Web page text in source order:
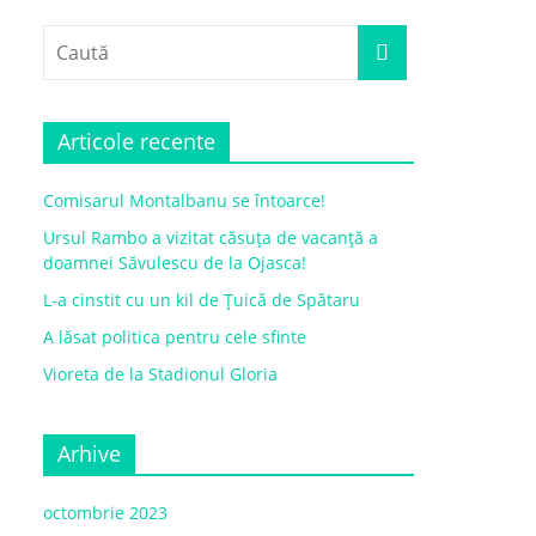
Articole recente
Comisarul Montalbanu se întoarce!
Ursul Rambo a vizitat căsuța de vacanță a
doamnei Săvulescu de la Ojasca!
L-a cinstit cu un kil de Țuică de Spătaru
A lăsat politica pentru cele sfinte
Vioreta de la Stadionul Gloria
Arhive
octombrie 2023